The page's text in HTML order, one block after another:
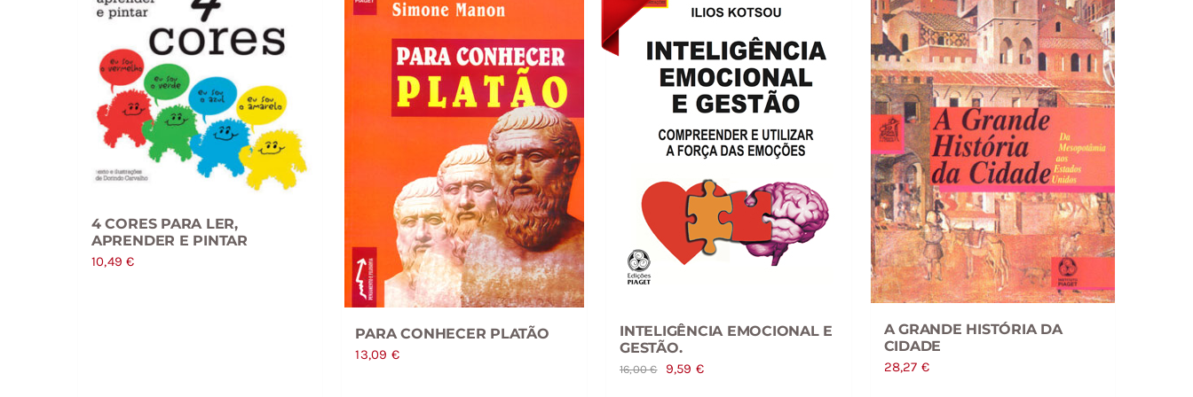
4 CORES PARA LER,
APRENDER E PINTAR
10,49€
PARA CONHECER PLATÃO
13,09 €
INTELIGÊNCIA EMOCIONAL E
GESTÃO.
16,00€
O
9,59 €O
A GRANDE HISTÓRIA DA
CIDADE
28,27 €